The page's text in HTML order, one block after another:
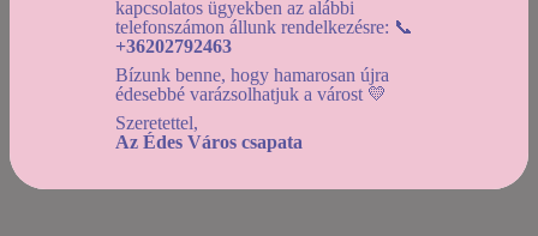
Ébresztő: kávébab - arab
kávéfűszeres étcsokoládé
praliné - tejcsokoládé drazsé
kapcsolatos ügyekben az alábbi
telefonszámon állunk rendelkezésre: 📞
+36202792463
Bízunk benne, hogy hamarosan újra
édesebbé varázsolhatjuk a várost 💛
Szeretettel,
Az Édes Város csapata